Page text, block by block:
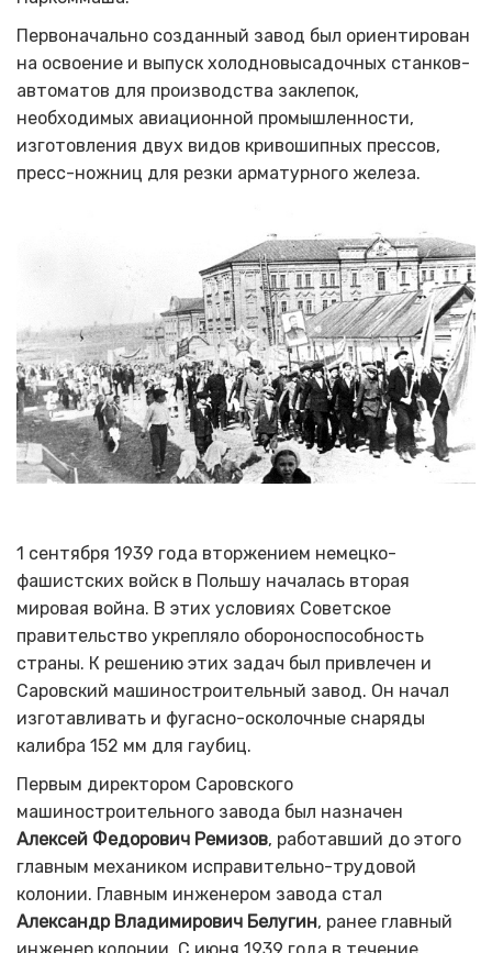
Первоначально созданный завод был ориентирован
на освоение и выпуск холодновысадочных станков-
автоматов для производства заклепок,
необходимых авиационной промышленности,
изготовления двух видов кривошипных прессов,
пресс-ножниц для резки арматурного железа.
1 сентября 1939 года вторжением немецко-
фашистских войск в Польшу началась вторая
мировая война. В этих условиях Советское
правительство укрепляло обороноспособность
страны. К решению этих задач был привлечен и
Саровский машиностроительный завод. Он начал
изготавливать и фугасно-осколочные снаряды
калибра 152 мм для гаубиц.
Первым директором Саровского
машиностроительного завода был назначен
Алексей Федорович Ремизов, работавший до этого
главным механиком исправительно-трудовой
колонии. Главным инженером завода стал
Александр Владимирович Белугин, ранее главный